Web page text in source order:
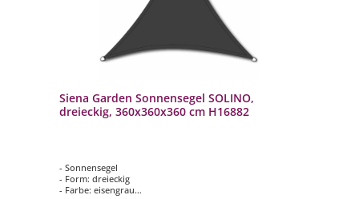
Siena Garden Sonnensegel SOLINO,
dreieckig, 360x360x360 cm H16882
- Sonnensegel
- Form: dreieckig
- Farbe: eisengrau